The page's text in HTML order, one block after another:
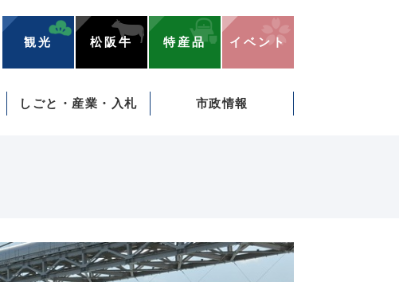
観光 松阪牛 特産品 イベント
しごと・産業・入札 市政情報